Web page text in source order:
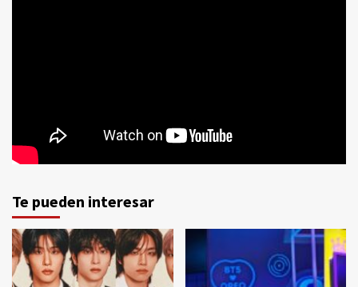
Te pueden interesar